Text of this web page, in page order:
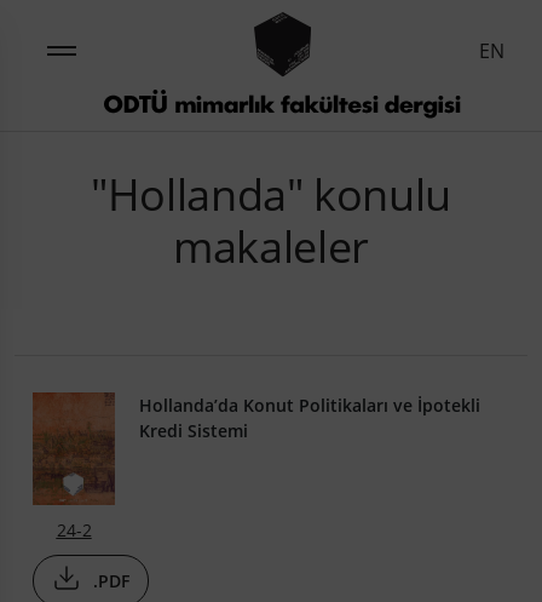
EN
"Hollanda" konulu
makaleler
24-2
Hollanda’da Konut Politikaları ve İpotekli
Kredi Sistemi
.PDF